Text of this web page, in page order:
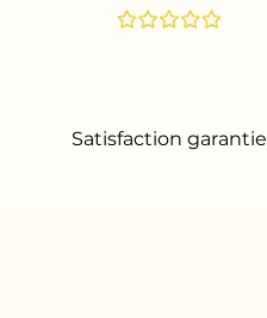
Satisfaction garantie